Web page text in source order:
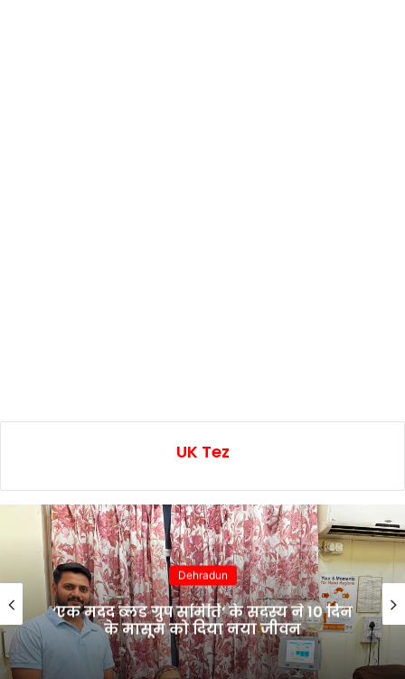
UK Tez
Dehradun
‘एक मदद ब्लड ग्रुप समिति’ के सदस्य ने 10 दिन
के मासूम को दिया नया जीवन